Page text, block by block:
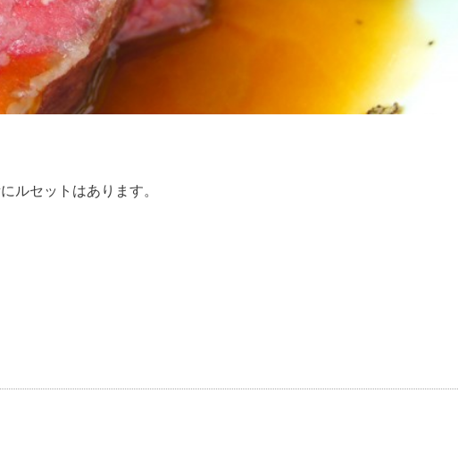
ルセットはあります。